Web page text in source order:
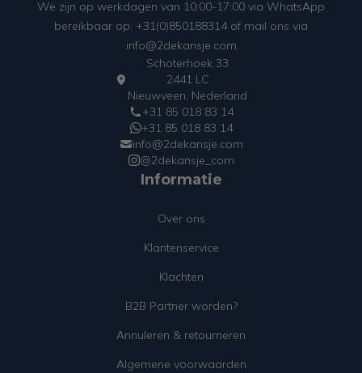
We zijn op werkdagen van 10:00-17:00 via WhatsApp
bereikbaar op: +31(0)850188314 of mail ons via
info@2dekansje.com
Schoterhoek 33
2441 LC
Nieuwveen, Nederland
+31 85 018 83 14
+31 85 018 83 14
info@2dekansje.com
@2dekansje_com
Informatie
Over ons
Klantenservice
Klachten
B2B Partner worden?
Annuleren & retourneren
Algemene voorwaarden